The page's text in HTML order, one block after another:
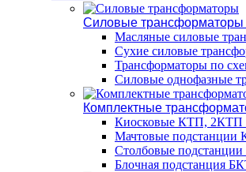
Силовые трансформаторы
Масляные силовые
Сухие силовые
Трансформаторы по
Силовые однофазные
Комплектные
Киосковые КТП, 2КТП
Мачтовые
Столбовые
Блочная подстанция